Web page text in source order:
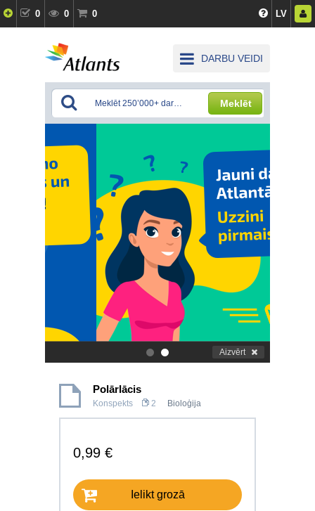
0 0 0 LV
DARBU VEIDI
Meklēt
. Aizvērt
Polārlācis
Konspekts 2 Bioloģija
0,99 €
Ielikt grozā